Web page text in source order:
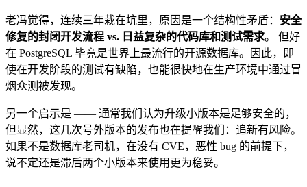
老冯觉得，连续三年栽在坑里，原因是一个结构性矛盾： 安全
修复的封闭开发流程 vs. 日益复杂的代码库和测试需求。 但好
在 PostgreSQL 毕竟是世界上最流行的开源数据库。因此，即
使在开发阶段的测试有缺陷，也能很快地在生产环境中通过冒
烟众测被发现。
另一个启示是 —— 通常我们认为升级小版本是足够安全的，
但显然，这几次号外版本的发布也在提醒我们：追新有风险。
如果不是数据库老司机，在没有 CVE，恶性 bug 的前提下，
说不定还是滞后两个小版本来使用更为稳妥。